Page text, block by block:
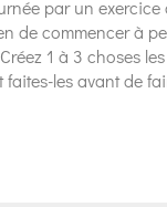
par un exercice
de commencer à
1 à 3 choses
faites-les avant de